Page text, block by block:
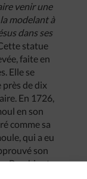
venir une
modelant à
dans ses
statue
faite en
Elle se
près de dix
En 1726,
en son
comme sa
qui a eu
son
Beschi est
de la